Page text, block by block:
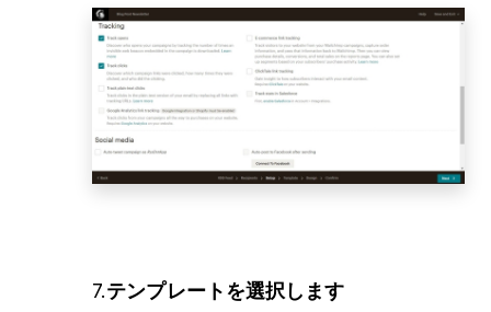
7.テンプレートを選択します